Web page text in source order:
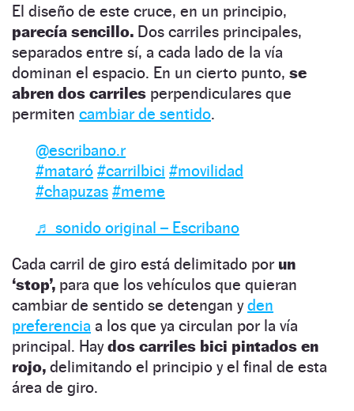
El diseño de este cruce, en un principio,
parecía sencillo. Dos carriles principales,
separados entre sí, a cada lado de la vía
dominan el espacio. En un cierto punto, se
abren dos carriles perpendiculares que
permiten cambiar de sentido.
@escribano.r
#mataró #carrilbici #movilidad
#chapuzas #meme
♬ sonido original – Escribano
Cada carril de giro está delimitado por un
‘stop’, para que los vehículos que quieran
cambiar de sentido se detengan yden
preferencia a los que ya circulan por la vía
principal. Haydos carriles bici pintados en
rojo, delimitando el principio y el final de esta
área de giro.